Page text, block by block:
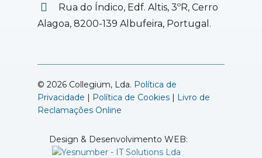
Rua do Índico, Edf. Altis, 3ºR, Cerro
Alagoa, 8200-139 Albufeira, Portugal.
© 2026 Collegium, Lda. Política de
Privacidade | Política de Cookies | Livro de
Reclamações Online
Design & Desenvolvimento WEB: